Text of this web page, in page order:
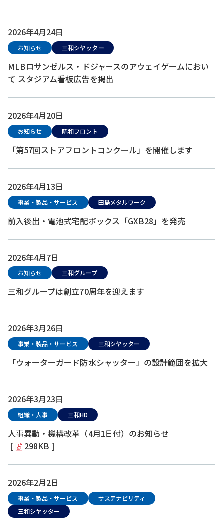
2026年4月24日
お知らせ 三和シヤッター
MLBロサンゼルス・ドジャースのアウェイゲームにおい
て スタジアム看板広告を掲出
2026年4月20日
お知らせ 昭和フロント
「第57回ストアフロントコンクール」を開催します
2026年4月13日
事業・製品・サービス 田島メタルワーク
前入後出・電池式宅配ボックス「GXB28」を発売
2026年4月7日
お知らせ 三和グループ
三和グループは創立70周年を迎えます
2026年3月26日
事業・製品・サービス 三和シヤッター
「ウォーターガード防水シャッター」の設計範囲を拡大
2026年3月23日
組織・人事 三和HD
人事異動・機構改革（4月1日付）のお知らせ
[
298KB ]
2026年2月2日
事業・製品・サービス
サステナビリティ
三和シヤッター